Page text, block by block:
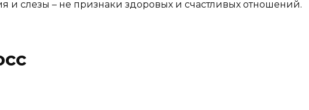
и слезы – не признаки здоровых и счастливых отношений.